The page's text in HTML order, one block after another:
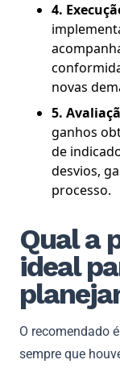
4.
novas
5.
ganhos
de
desvios,
processo.
Qual a
ideal
O recomendado
sempre que